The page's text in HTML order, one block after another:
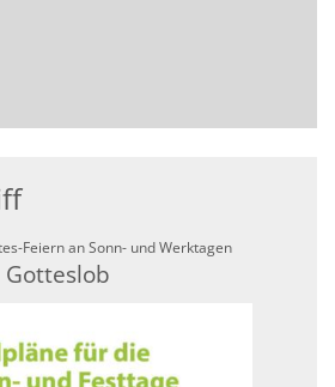
Feiern an Sonn- und Werktagen: